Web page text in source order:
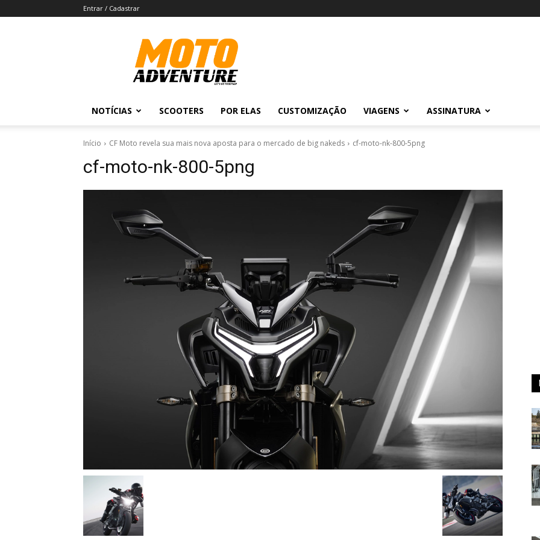
Entrar / Cadastrar
Revista
Moto
Adventure
NOTÍCIAS SCOOTERS POR ELAS CUSTOMIZAÇÃO VIAGENS ASSINATURA
Início CF Moto revela sua mais nova aposta para o mercado de big nakeds cf-moto-nk-800-5png
cf-moto-nk-800-5png